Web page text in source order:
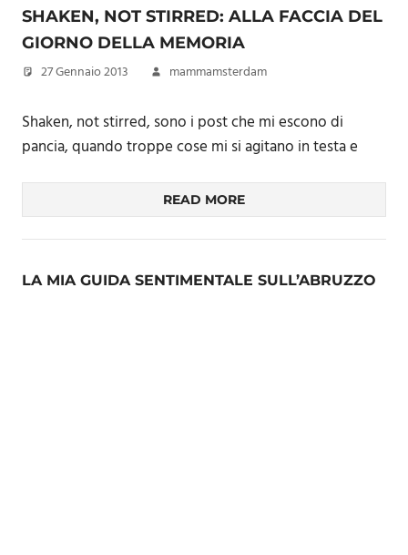
SHAKEN, NOT STIRRED: ALLA FACCIA DEL
GIORNO DELLA MEMORIA
27 Gennaio 2013 mammamsterdam
Shaken, not stirred, sono i post che mi escono di
pancia, quando troppe cose mi si agitano in testa e
READ MORE
LA MIA GUIDA SENTIMENTALE SULL’ABRUZZO